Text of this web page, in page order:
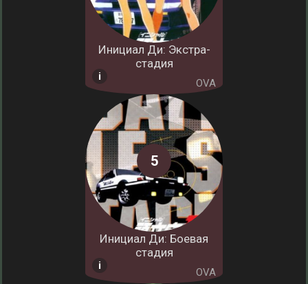
Инициал Ди: Экстра-
стадия
OVA
Инициал Ди: Боевая
стадия
OVA